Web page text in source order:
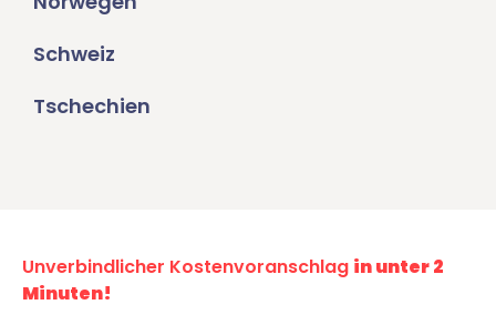
Schweiz
Tschechien
Unverbindlicher Kostenvoranschlag in unter 2
Minuten!